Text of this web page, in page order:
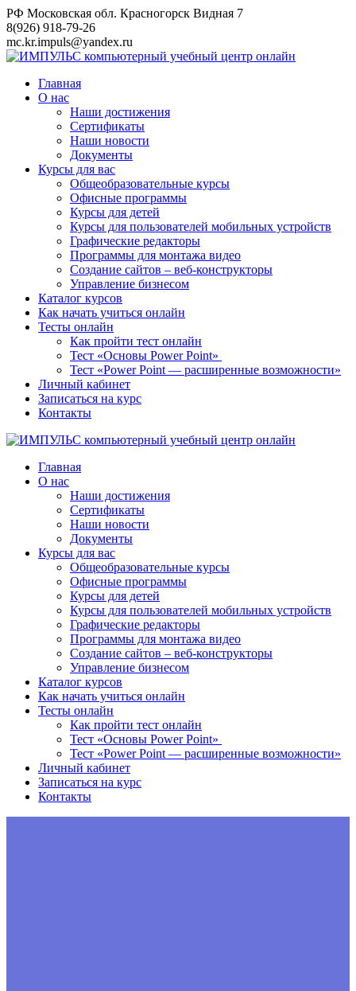
Перейти
к
контенту
РФ Московская обл. Красногорск Видная 7
8(926) 918-79-26
mc.kr.impuls@yandex.ru
Главная
О нас
Наши достижения
Сертификаты
Наши новости
Документы
Курсы для вас
Общеобразовательные курсы
Офисные программы
Курсы для детей
Курсы для пользователей мобильных устройств
Графические редакторы
Программы для монтажа видео
Создание сайтов – веб-конструкторы
Управление бизнесом
Каталог курсов
Как начать учиться онлайн
Тесты онлайн
Как пройти тест онлайн
Тест «Основы Power Point»
Тест «Power Point — расширенные возможности»
Личный кабинет
Записаться на курс
Контакты
Главная
О нас
Наши достижения
Сертификаты
Наши новости
Документы
Курсы для вас
Общеобразовательные курсы
Офисные программы
Курсы для детей
Курсы для пользователей мобильных устройств
Графические редакторы
Программы для монтажа видео
Создание сайтов – веб-конструкторы
Управление бизнесом
Каталог курсов
Как начать учиться онлайн
Тесты онлайн
Как пройти тест онлайн
Тест «Основы Power Point»
Тест «Power Point — расширенные возможности»
Личный кабинет
Записаться на курс
Контакты